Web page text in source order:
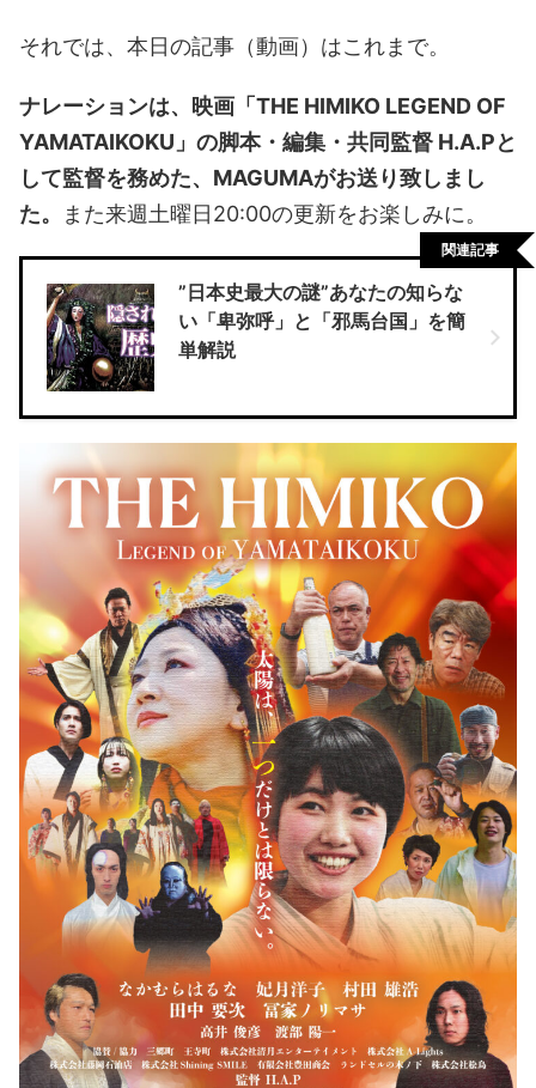
それでは、本日の記事（動画）はこれまで。
ナレーションは、映画「THE HIMIKO LEGEND OF
YAMATAIKOKU」の脚本・編集・共同監督 H.A.Pと
して監督を務めた、MAGUMAがお送り致しまし
た。
また来週土曜日20:00の更新をお楽しみに。
”日本史最大の謎”あなたの知らな
い「卑弥呼」と「邪馬台国」を簡
単解説
関連記事